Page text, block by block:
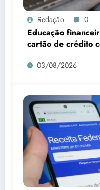
Redação 0
Educação
cartão de crédito
03/08/2026